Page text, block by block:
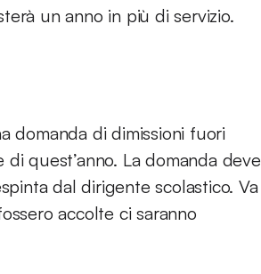
un anno in più di servizio.
domanda di dimissioni fuori
quest’anno. La domanda deve
dal dirigente scolastico. Va
accolte ci saranno